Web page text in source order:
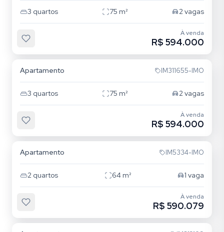
3 quartos 75 m² 2vagas
À venda
R$ 594.000
Apartamento IM311655-IMO
3 quartos 75 m² 2vagas
À venda
R$ 594.000
Apartamento IM5334-IMO
2 quartos 64 m² 1 vaga
À venda
R$ 590.079